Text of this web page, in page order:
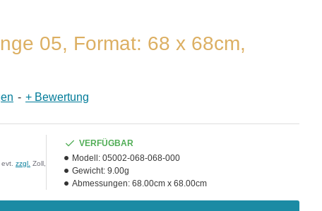
05, Format: 68 x 68cm,
- + Bewertung
zzgl. Zoll,
VERFÜGBAR
Modell: 05002-068-068-000
Gewicht: 9.00g
Abmessungen: 68.00cm x 68.00cm